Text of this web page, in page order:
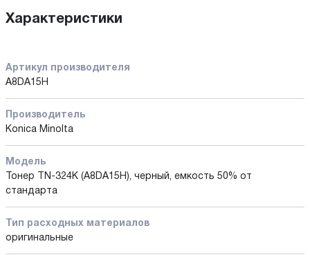
Характеристики
Артикул производителя
A8DA15H
Производитель
Konica Minolta
Модель
Тонер TN-324K (A8DA15H), черный, емкость 50% от
стандарта
Тип расходных материалов
оригинальные